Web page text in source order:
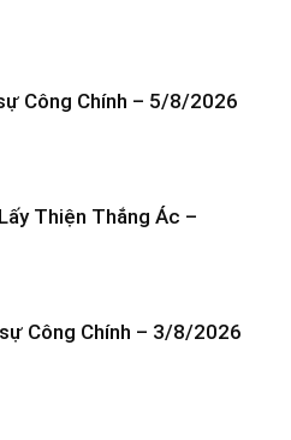
Công Chính – 5/8/2026
Thiện Thắng Ác –
Công Chính – 3/8/2026